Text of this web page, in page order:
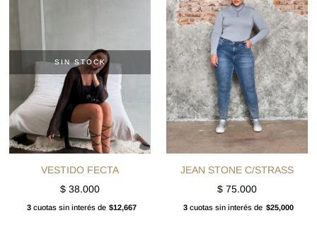
SIN STOCK
VESTIDO FECTA
$ 38.000
3cuotas sin interés de $12,667
JEAN STONE C/STRASS
$75.000
3 cuotas sin interés de $25,000